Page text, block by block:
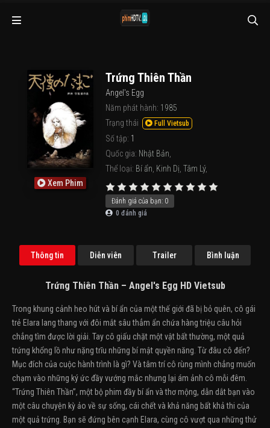
Xem Phim
Trứng Thiên Thần
Angel's Egg
Năm phát hành: 1985
Trạng thái
Full Vietsub
Số tập: 1
Quốc gia: Nhật Bản
Thể loại: Bí ẩn Kinh Dị Tâm Lý,
Đánh giá của bạn: 0
0 đánh giá
Thông tin Diễn viên Trailer Bình luận
Trứng Thiên Thần – Angel's Egg HD Vietsub
Trong khung cảnh heo hút và bí ẩn của một thế giới đã bị bỏ quên, cô gái
trẻ Elara lang thang với đôi mắt sâu thẳm ẩn chứa hàng triệu câu hỏi
chẳng tìm được lời giải. Tay cô giấu chặt một vật bất thường, một quả
trứng khổng lồ như nặng trĩu những bí mật quyền năng. Từ đâu cô đến?
Mục đích của cuộc hành trình là gì? Và tâm trí cô rùng mình chẳng muốn
chạm vào những ký ức đầy vướng mắc nhưng lại ám ảnh cô mỗi đêm.
“Trứng Thiên Thần”, một bộ phim đầy bí ẩn và thơ mộng, dẫn dắt bạn vào
một câu chuyện kỳ ảo về sự sống, cái chết và khả năng bất khả thi của
một quả trứng. Bạn sẽ đứng bên cạnh Elara, cùng cô vượt qua những thử